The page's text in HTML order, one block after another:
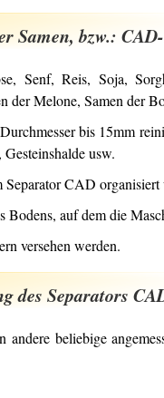
Samen, bzw.:
Senf, Reis, Soja,
der Melone, Samen der
bis 15mm
usw.
CAD organisiert
Bodens, auf dem die
versehen werden.
des Separators
beliebige